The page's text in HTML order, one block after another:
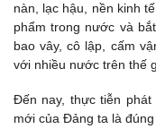
nàn, lạc hậu, nền kinh
phẩm trong nước và
bao vây, cô lập, cấm
với nhiều nước trên thế
Đến nay, thực tiễn
mới của Đảng ta là